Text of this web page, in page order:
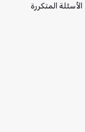
الأسئلة المتكررة